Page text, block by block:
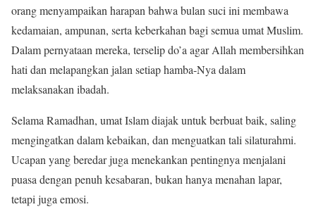
orang menyampaikan harapan bahwa bulan suci ini membawa
kedamaian, ampunan, serta keberkahan bagi semua umat Muslim.
Dalam pernyataan mereka, terselip do’a agar Allah membersihkan
hati dan melapangkan jalan setiap hamba-Nya dalam
melaksanakan ibadah.
Selama Ramadhan, umat Islam diajak untuk berbuat baik, saling
mengingatkan dalam kebaikan, dan menguatkan tali silaturahmi.
Ucapan yang beredar juga menekankan pentingnya menjalani
puasa dengan penuh kesabaran, bukan hanya menahan lapar,
tetapi juga emosi.